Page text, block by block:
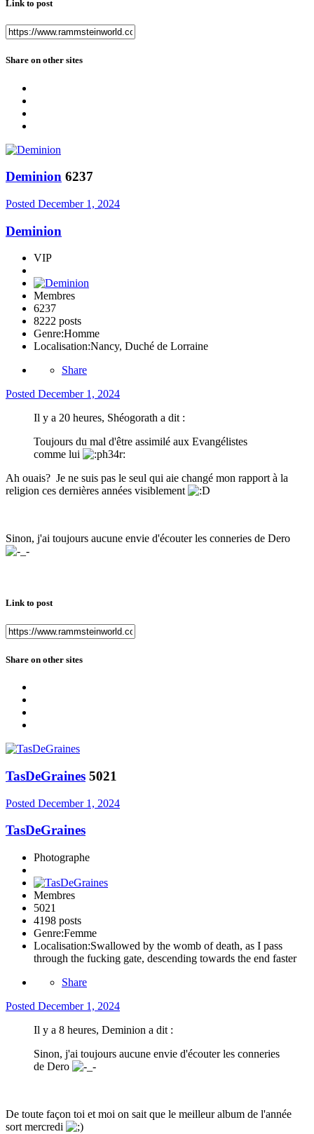
Link to post
Share on other sites
Deminion 6237
Posted December 1, 2024
Deminion
VIP
Membres
6237
8222 posts
Genre:Homme
Localisation:Nancy, Duché de Lorraine
Share
Posted December 1, 2024
Il y a 20 heures, Shéogorath a dit :
Toujours du mal d'être assimilé aux Evangélistes
comme lui
Ah ouais? Je ne suis pas le seul qui aie changé mon rapport à la
religion ces dernières années visiblement
Sinon, j'ai toujours aucune envie d'écouter les conneries de Dero
Link to post
Share on other sites
TasDeGraines 5021
Posted December 1, 2024
TasDeGraines
Photographe
Membres
5021
4198 posts
Genre:Femme
Localisation:Swallowed by the womb of death, as I pass
through the fucking gate, descending towards the end faster
Share
Posted December 1, 2024
Il y a 8 heures, Deminion a dit :
Sinon, j'ai toujours aucune envie d'écouter les conneries
de Dero
De toute façon toi et moi on sait que le meilleur album de l'année
sort mercredi